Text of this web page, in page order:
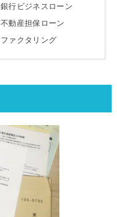
銀行ビジネスローン
不動産担保ローン
ファクタリング